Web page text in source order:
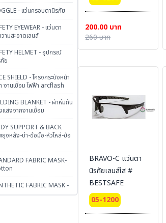
- แว่นครอบตานิรภัย
EYEWEAR - แว่นตา
ามสะอาดเลนส์
HELMET - อุปกรณ์
ย
SHIELD - โครงกระบังหน้า
งานเชื่อม ไฟฟ้า arcflash
BLANKET - ผ้าห่มกัน
แสงจากงานเชื่อม
SUPPORT & BACK
ยุงหลัง-บ่า-ข้อมือ-หัวไหล่-ข้อ
FABRIC MASK-
FABRIC MASK -
าะห์ UN95 SERIES
200.00 บาท
260 บาท
BRAVO-C แว่นตา
นิรภัยเลนส์ใส #
BESTSAFE
05-1200